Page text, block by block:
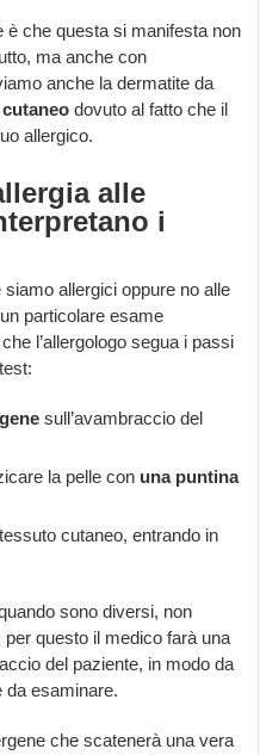
è che questa si manifesta non
ma anche con
anche la dermatite da
dovuto al fatto che il
allergico.
alle
i
siamo allergici oppure no alle
particolare esame
l’allergologo segua i passi
sull’avambraccio del
la pelle con una puntina
cutaneo, entrando in
sono diversi, non
per questo il medico farà una
del paziente, in modo da
da esaminare.
che scatenerà una vera